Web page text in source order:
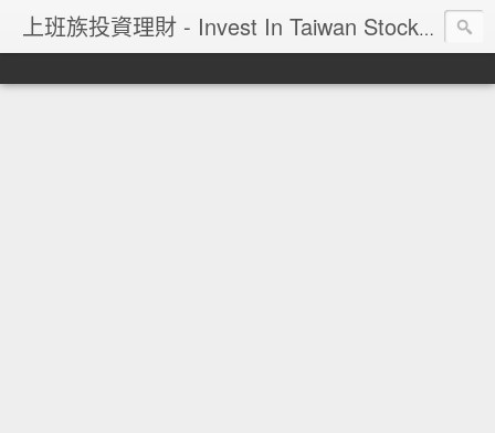
上班族投資理財 - Invest In Taiwan Stock Market